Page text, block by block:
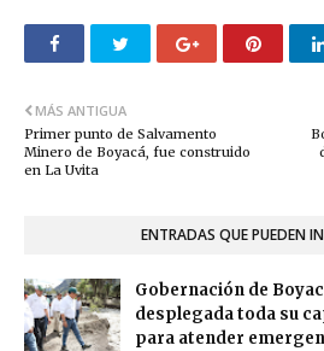
MÁS ANTIGUA
Primer punto de Salvamento
Minero de Boyacá, fue construido
en La Uvita
ENTRADAS QUE PUEDEN
Gobernación de
desplegada toda su
para atender